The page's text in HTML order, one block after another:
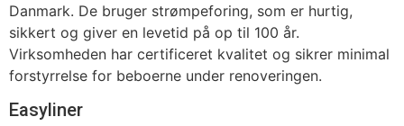
Danmark. De bruger strømpeforing, som er hurtig,
sikkert og giver en levetid på op til 100 år.
Virksomheden har certificeret kvalitet og sikrer minimal
forstyrrelse for beboerne under renoveringen.
Easyliner